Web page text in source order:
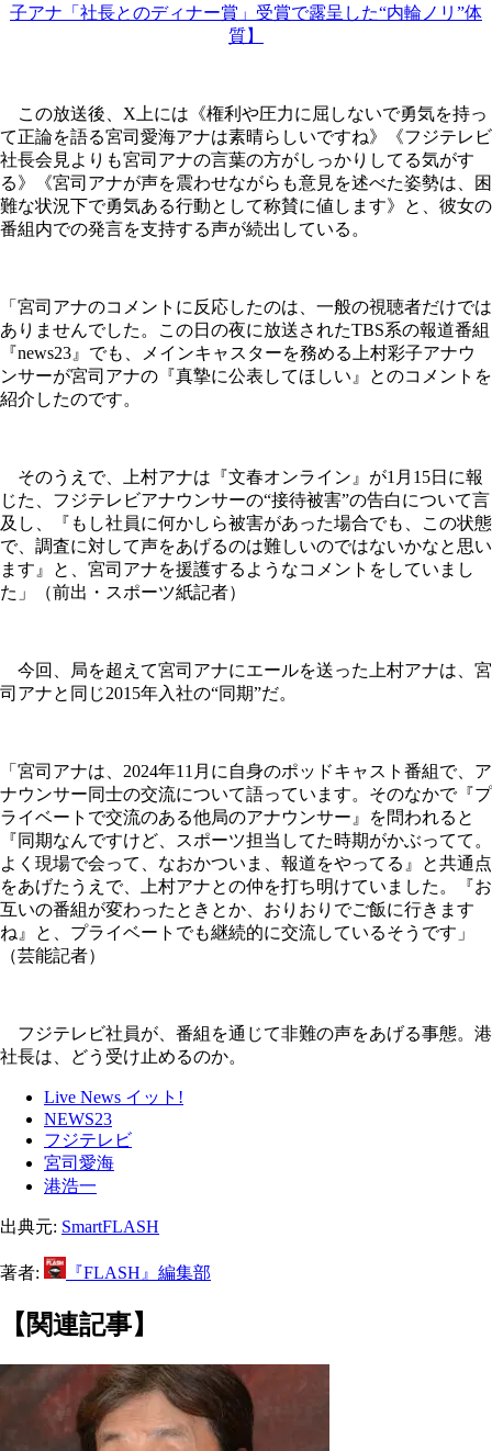
子アナ「社長とのディナー賞」受賞で露呈した“内輪ノリ”体
質】
この放送後、X上には《権利や圧力に屈しないで勇気を持っ
て正論を語る宮司愛海アナは素晴らしいですね》《フジテレビ
社長会見よりも宮司アナの言葉の方がしっかりしてる気がす
る》《宮司アナが声を震わせながらも意見を述べた姿勢は、困
難な状況下で勇気ある行動として称賛に値します》と、彼女の
番組内での発言を支持する声が続出している。
「宮司アナのコメントに反応したのは、一般の視聴者だけでは
ありませんでした。この日の夜に放送されたTBS系の報道番組
『news23』でも、メインキャスターを務める上村彩子アナウ
ンサーが宮司アナの『真摯に公表してほしい』とのコメントを
紹介したのです。
そのうえで、上村アナは『文春オンライン』が1月15日に報
じた、フジテレビアナウンサーの“接待被害”の告白について言
及し、『もし社員に何かしら被害があった場合でも、この状態
で、調査に対して声をあげるのは難しいのではないかなと思い
ます』と、宮司アナを援護するようなコメントをしていまし
た」（前出・スポーツ紙記者）
今回、局を超えて宮司アナにエールを送った上村アナは、宮
司アナと同じ2015年入社の“同期”だ。
「宮司アナは、2024年11月に自身のポッドキャスト番組で、ア
ナウンサー同士の交流について語っています。そのなかで『プ
ライベートで交流のある他局のアナウンサー』を問われると
『同期なんですけど、スポーツ担当してた時期がかぶってて。
よく現場で会って、なおかついま、報道をやってる』と共通点
をあげたうえで、上村アナとの仲を打ち明けていました。『お
互いの番組が変わったときとか、おりおりでご飯に行きます
ね』と、プライベートでも継続的に交流しているそうです」
（芸能記者）
フジテレビ社員が、番組を通じて非難の声をあげる事態。港
社長は、どう受け止めるのか。
Live News イット!
NEWS23
フジテレビ
宮司愛海
港浩一
出典元: SmartFLASH
著者: 『FLASH』編集部
【関連記事】